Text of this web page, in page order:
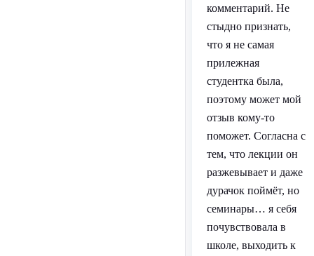
комментарий. Не
стыдно признать,
что я не самая
прилежная
студентка была,
поэтому может мой
отзыв кому-то
поможет. Согласна с
тем, что лекции он
разжевывает и даже
дурачок поймёт, но
семинары… я себя
почувствовала в
школе, выходить к